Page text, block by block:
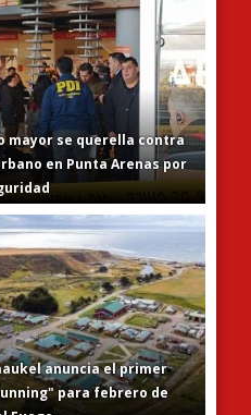
mayor se querella contra
en Punta Arenas por
anuncia el primer
para febrero de